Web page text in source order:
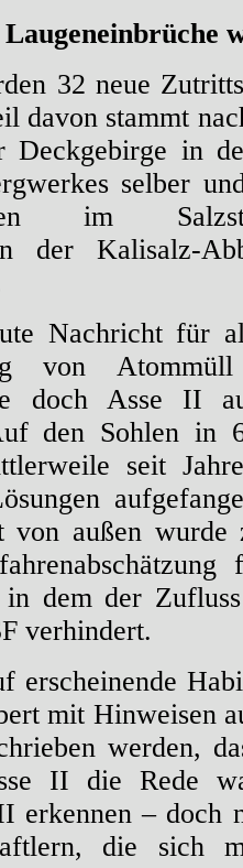
Laugeneinbrüche
32 neue
davon stammt
Deckgebirge in
selber
im
der Kalisalz-
Nachricht für
von
doch Asse II
den Sohlen in
seit
von außen wurde
dem der
verhindert.
erscheinende
mit Hinweisen
werden,
II die Rede
erkennen – doch
die sich